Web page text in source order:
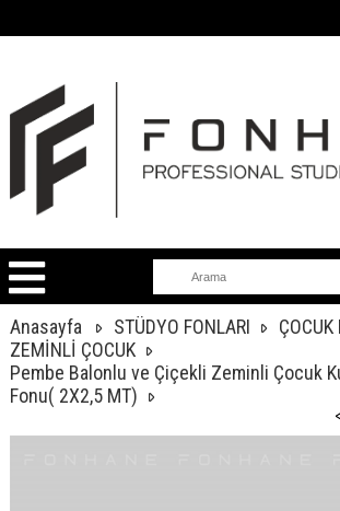
Anasayfa STÜDYO FONLARI
ÇOCUK
ZEMİNLİ ÇOCUK
Pembe Balonlu ve Çiçekli Zeminli Çocuk
Fonu( 2X2,5 MT)